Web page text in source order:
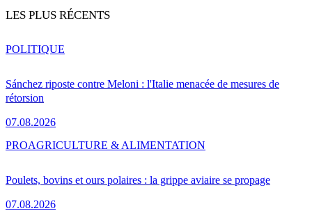
LES PLUS RÉCENTS
Sánchez riposte contre Meloni : l'Italie menacée de mesures de
rétorsion
07.08.2026
POLITIQUE
Poulets, bovins et ours polaires : la grippe aviaire se propage
07.08.2026
PROAGRICULTURE & ALIMENTATION